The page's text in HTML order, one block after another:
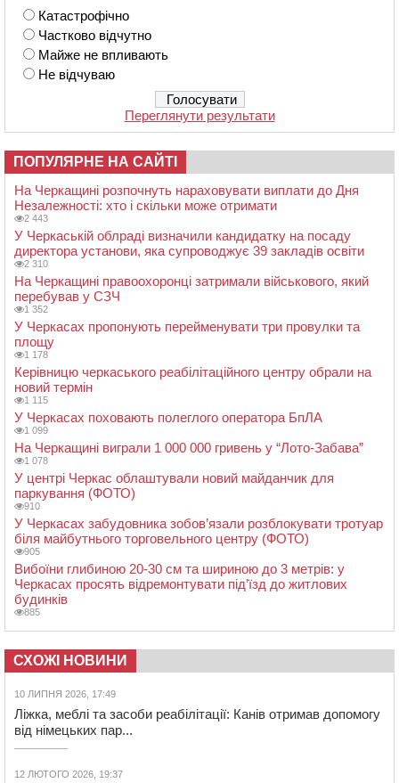
Катастрофічно
Частково відчутно
Майже не впливають
Не відчуваю
Переглянути результати
ПОПУЛЯРНЕ НА САЙТІ
На Черкащині розпочнуть нараховувати виплати до Дня
Незалежності: хто і скільки може отримати
2 443
У Черкаській облраді визначили кандидатку на посаду
директора установи, яка супроводжує 39 закладів освіти
2 310
На Черкащині правоохоронці затримали військового, який
перебував у СЗЧ
1 352
У Черкасах пропонують перейменувати три провулки та
площу
1 178
Керівницю черкаського реабілітаційного центру обрали на
новий термін
1 115
У Черкасах поховають полеглого оператора БпЛА
1 099
На Черкащині виграли 1 000 000 гривень у “Лото-Забава”
1 078
У центрі Черкас облаштували новий майданчик для
паркування (ФОТО)
910
У Черкасах забудовника зобов’язали розблокувати тротуар
біля майбутнього торговельного центру (ФОТО)
905
Вибоїни глибиною 20-30 см та шириною до 3 метрів: у
Черкасах просять відремонтувати під’їзд до житлових
будинків
885
СХОЖІ НОВИНИ
10 ЛИПНЯ 2026, 17:49
Ліжка, меблі та засоби реабілітації: Канів отримав допомогу
від німецьких пар...
12 ЛЮТОГО 2026, 19:37